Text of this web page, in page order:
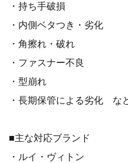
・持ち手破損
・内側ベタつき・劣化
・角擦れ・破れ
・ファスナー不良
・型崩れ
・長期保管による劣化 な
■主な対応ブランド
・ルイ・ヴィトン